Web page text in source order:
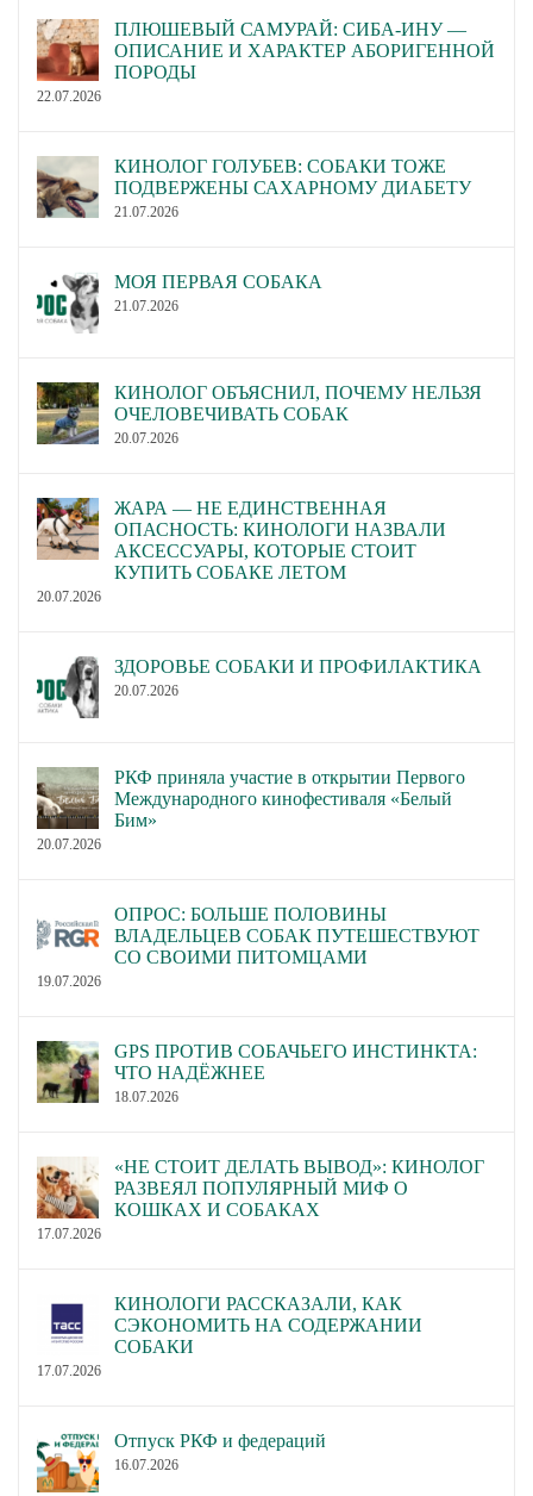
ПЛЮШЕВЫЙ САМУРАЙ: СИБА-ИНУ —
ОПИСАНИЕ И ХАРАКТЕР АБОРИГЕННОЙ
ПОРОДЫ
22.07.2026
КИНОЛОГ ГОЛУБЕВ: СОБАКИ ТОЖЕ
ПОДВЕРЖЕНЫ САХАРНОМУ ДИАБЕТУ
21.07.2026
МОЯ ПЕРВАЯ СОБАКА
21.07.2026
КИНОЛОГ ОБЪЯСНИЛ, ПОЧЕМУ НЕЛЬЗЯ
ОЧЕЛОВЕЧИВАТЬ СОБАК
20.07.2026
ЖАРА — НЕ ЕДИНСТВЕННАЯ
ОПАСНОСТЬ: КИНОЛОГИ НАЗВАЛИ
АКСЕССУАРЫ, КОТОРЫЕ СТОИТ
КУПИТЬ СОБАКЕ ЛЕТОМ
20.07.2026
ЗДОРОВЬЕ СОБАКИ И ПРОФИЛАКТИКА
20.07.2026
РКФ приняла участие в открытии Первого
Международного кинофестиваля «Белый
Бим»
20.07.2026
ОПРОС: БОЛЬШЕ ПОЛОВИНЫ
ВЛАДЕЛЬЦЕВ СОБАК ПУТЕШЕСТВУЮТ
СО СВОИМИ ПИТОМЦАМИ
19.07.2026
GPS ПРОТИВ СОБАЧЬЕГО ИНСТИНКТА:
ЧТО НАДЁЖНЕЕ
18.07.2026
«НЕ СТОИТ ДЕЛАТЬ ВЫВОД»: КИНОЛОГ
РАЗВЕЯЛ ПОПУЛЯРНЫЙ МИФ О
КОШКАХ И СОБАКАХ
17.07.2026
КИНОЛОГИ РАССКАЗАЛИ, КАК
СЭКОНОМИТЬ НА СОДЕРЖАНИИ
СОБАКИ
17.07.2026
Отпуск РКФ и федераций
16.07.2026